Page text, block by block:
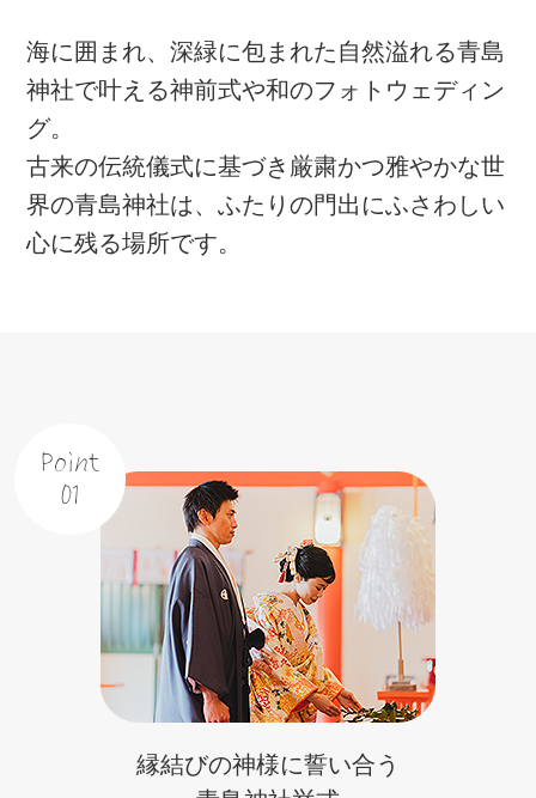
海に囲まれ、深緑に包まれた自然溢れる青島
神社で叶える神前式や和のフォトウェディン
グ。
古来の伝統儀式に基づき厳粛かつ雅やかな世
界の青島神社は、ふたりの門出にふさわしい
心に残る場所です。
Point
01
縁結びの神様に誓い合う